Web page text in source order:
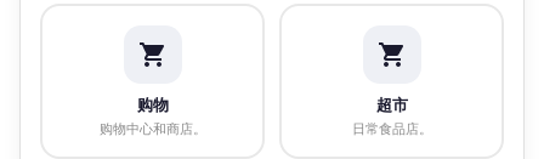
购物
购物中心和商店。
超市
日常食品店。